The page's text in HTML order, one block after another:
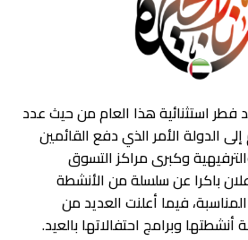
فطر استثنائية هذا العام من حيث عدد
الدولة الأمر الذي دفع القائمين
وكبرى مراكز التسوق
باكرا عن سلسلة من الأنشطة
فيما أعلنت العديد من
وبرامج احتفالاتها بالعيد.